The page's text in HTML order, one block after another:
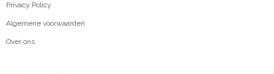
Privacy Policy
Algemene voorwaarden
Over ons